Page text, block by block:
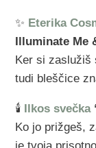
✨ Eterika
Illuminate Me
Ker si zaslužiš
tudi bleščice
🕯️ Ilkos svečka
Ko jo prižgeš,